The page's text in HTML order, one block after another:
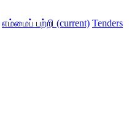
எம்மைப் பற்றி (current) Tenders